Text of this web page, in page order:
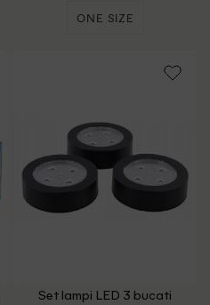
ONE SIZE
Set lampi LED 3 bucati